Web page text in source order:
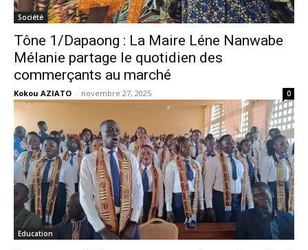
Société
Tône 1/Dapaong : La Maire Léne Nanwabe
Mélanie partage le quotidien des
commerçants au marché
Kokou AZIATO - novembre 27, 2025 0
Education